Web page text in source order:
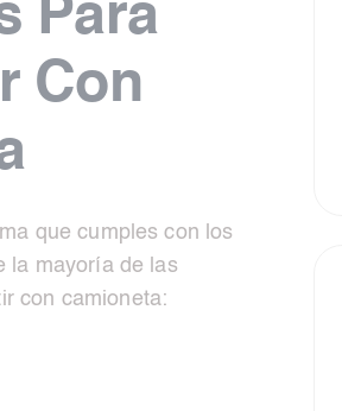
Para
Con
que cumples con los
la mayoría de las
con camioneta: